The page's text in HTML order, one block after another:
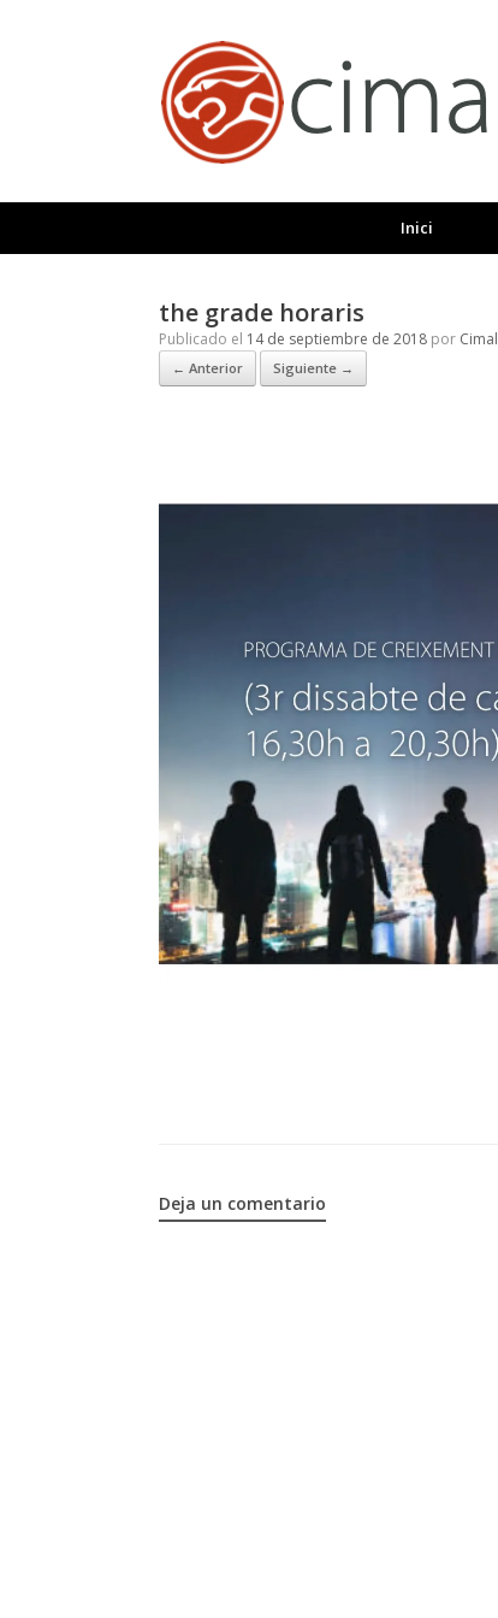
Inici
the grade horaris
Publicado el 14 de septiembre de 2018 por Cimal
← Anterior Siguiente →
Deja un comentario